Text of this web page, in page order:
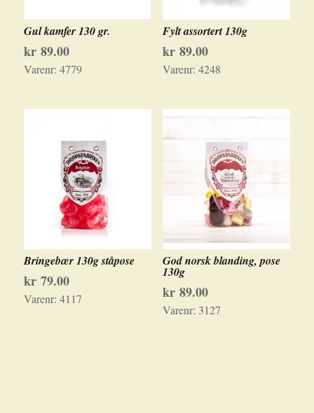
Gul kamfer 130 gr.
kr89.00
Varenr: 4779
Fylt assortert 130g
kr89.00
Varenr: 4248
Bringebær 130g ståpose
kr79.00
Varenr: 4117
God norsk blanding, pose
130g
kr89.00
Varenr: 3127